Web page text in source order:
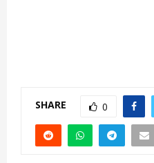
SHARE 0